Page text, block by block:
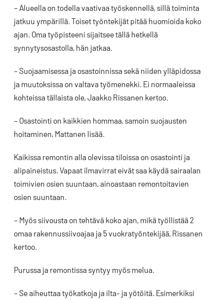
– Alueella on todella vaativaa työskennellä, sillä toiminta
jatkuu ympärillä. Toiset työntekijät pitää huomioida koko
ajan. Oma työpisteeni sijaitsee tällä hetkellä
synnytysosastolla, hän jatkaa.
– Suojaamisessa ja osastoinnissa sekä niiden ylläpidossa
ja muutoksissa on valtava työmenekki. Ei normaaleissa
kohteissa tällaista ole, Jaakko Rissanen kertoo.
– Osastointi on kaikkien hommaa, samoin suojausten
hoitaminen, Mattanen lisää.
Kaikissa remontin alla olevissa tiloissa on osastointi ja
alipaineistus. Vapaat ilmavirrat eivät saa käydä sairaalan
toimivien osien suuntaan, ainoastaan remontoitavien
osien suuntaan.
– Myös siivousta on tehtävä koko ajan, mikä työllistää 2
omaa rakennussiivoajaa ja 5 vuokratyöntekijää, Rissanen
kertoo.
Purussa ja remontissa syntyy myös melua.
– Se aiheuttaa työkatkoja ja ilta- ja yötöitä. Esimerkiksi